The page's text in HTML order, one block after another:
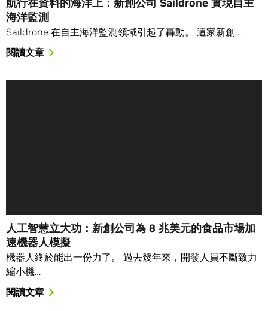
海洋監測
Saildrone 在自主海洋監測領域引起了轟動。 這家新創…
閱讀文章
人工智慧立大功：新創公司為 8 兆美元的食品市場加
速機器人模擬
機器人終於能出一份力了。 過去幾年來，開發人員不斷致力
縮小機…
閱讀文章